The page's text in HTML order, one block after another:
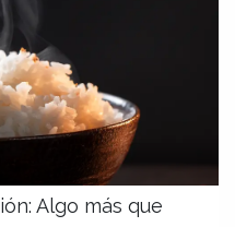
Algo más que